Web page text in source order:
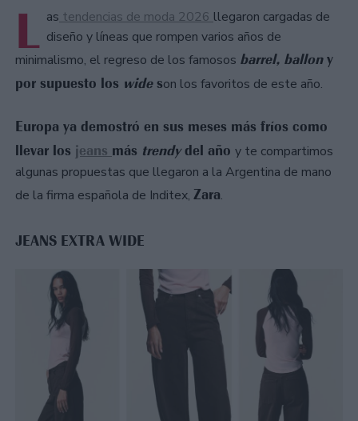
L as tendencias de moda 2026 llegaron cargadas de
diseño y líneas que rompen varios años de
minimalismo, el regreso de los famosos barrel, ballony
por supuesto los wide son los favoritos de este año.
Europa ya demostró en sus meses más fríos como
llevar los jeans más trendydel año y te compartimos
algunas propuestas que llegaron a la Argentina de mano
de la firma española de Inditex, Zara.
JEANS EXTRA WIDE